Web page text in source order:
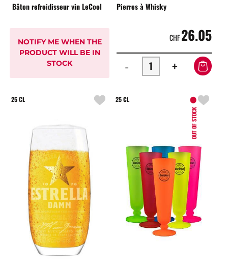
Bâton refroidisseur vin LeCool
NOTIFY ME WHEN THE
PRODUCT WILL BE IN
STOCK
Pierres à Whisky
CHF26.05
-
+
25 CL 25 CL
OUT OF STOCK